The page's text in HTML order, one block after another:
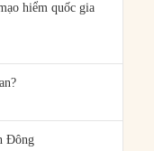
hiểm quốc gia
Đông